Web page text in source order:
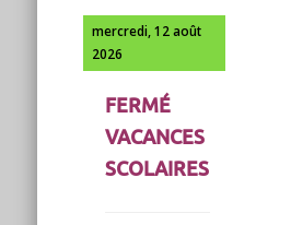
mercredi, 12 août
2026
FERMÉ
VACANCES
SCOLAIRES